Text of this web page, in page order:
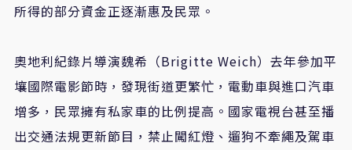
所得的部分資金正逐漸惠及民眾。
奧地利紀錄片導演魏希（Brigitte Weich）去年參加平
壤國際電影節時，發現街道更繁忙，電動車與進口汽車
增多，民眾擁有私家車的比例提高。國家電視台甚至播
出交通法規更新節目，禁止闖紅燈、遛狗不牽繩及駕車